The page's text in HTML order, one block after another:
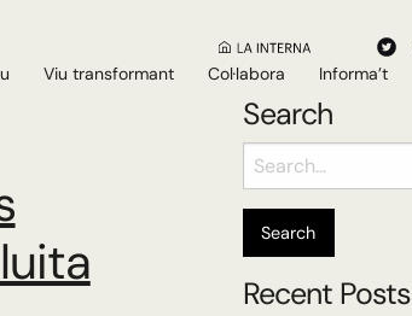
Viu transformant Col·labora Informa’t
Search
Search
for:
Recent Posts